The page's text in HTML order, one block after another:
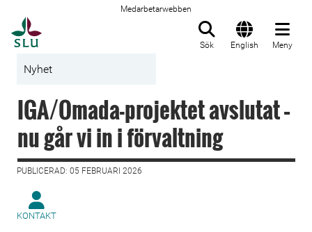
Medarbetarwebben
Sök English Meny
Nyhet
IGA/Omada-projektet avslutat –
nu går vi in i förvaltning
PUBLICERAD: 05 FEBRUARI 2026
KONTAKT